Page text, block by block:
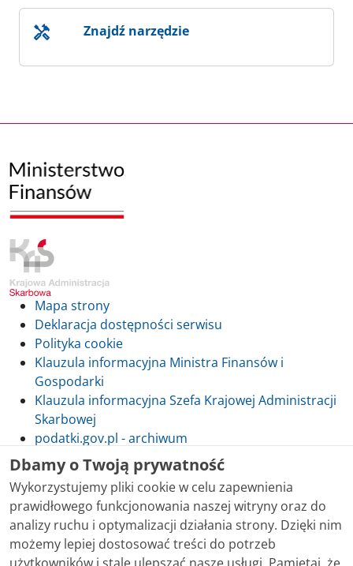
Znajdź narzędzie
Mapa strony
Deklaracja dostępności serwisu
Polityka cookie
Klauzula informacyjna Ministra Finansów i
Gospodarki
Klauzula informacyjna Szefa Krajowej Administracji
Skarbowej
podatki.gov.pl - archiwum
Skontaktuj się z nami
Treści zamieszczone w serwisie udostępniamy
Dbamy o Twoją prywatność
Wykorzystujemy pliki cookie w celu zapewnienia
prawidłowego funkcjonowania naszej witryny oraz do
analizy ruchu i optymalizacji działania strony. Dzięki nim
możemy lepiej dostosować treści do potrzeb